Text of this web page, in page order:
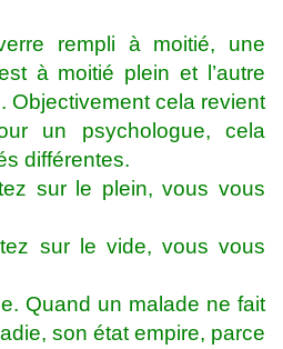
rempli à moitié, une
à moitié plein et l’autre
Objectivement cela revient
un psychologue, cela
différentes.
sur le plein, vous vous
sur le vide, vous vous
Quand un malade ne fait
son état empire, parce